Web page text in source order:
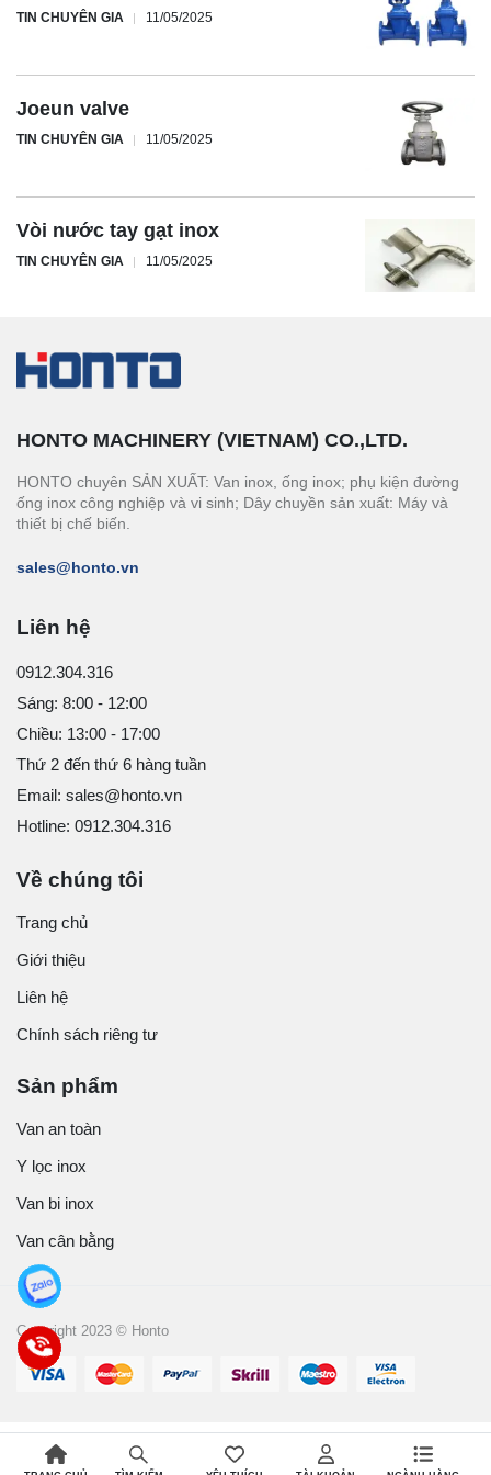
TIN CHUYÊN GIA 11/05/2025
Joeun valve
TIN CHUYÊN GIA 11/05/2025
Vòi nước tay gạt inox
TIN CHUYÊN GIA 11/05/2025
HONTO MACHINERY (VIETNAM) CO.,LTD.
HONTO chuyên SẢN XUẤT: Van inox, ống inox; phụ kiện đường
ống inox công nghiệp và vi sinh; Dây chuyền sản xuất: Máy và
thiết bị chế biến.
sales@honto.vn
Liên hệ
0912.304.316
Sáng: 8:00 - 12:00
Chiều: 13:00 - 17:00
Thứ 2 đến thứ 6 hàng tuần
Email: sales@honto.vn
Hotline: 0912.304.316
Về chúng tôi
Trang chủ
Giới thiệu
Liên hệ
Chính sách riêng tư
Sản phẩm
Van an toàn
Y lọc inox
Van bi inox
Van cân bằng
Copyright 2023 © Honto